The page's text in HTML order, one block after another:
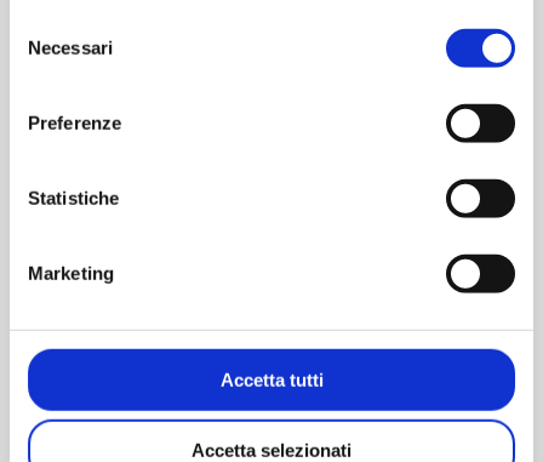
delNecessari
Preferenze
Statistiche
Marketing
Accetta tutti
Accetta selezionati
Enfin, notre ligne de biodécontamination avec la
technologie HPE, c'est-à-dire Zherox®. Cette gamme
comprend non seulement le système mobile, portable
et stationnaire, mais aussi MyBox®, la boîte de passage
avec biodécontamination intégrée.